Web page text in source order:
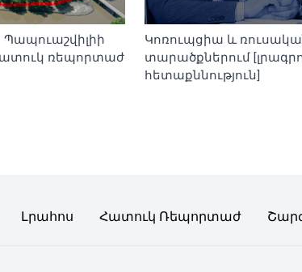
Պապուաշվիլիի
ռեպորտաժ
Կոռուպցիա և
տարածքներում
հետաքննություն]
Լրահոս Հատուկ Ռեպորտաժ